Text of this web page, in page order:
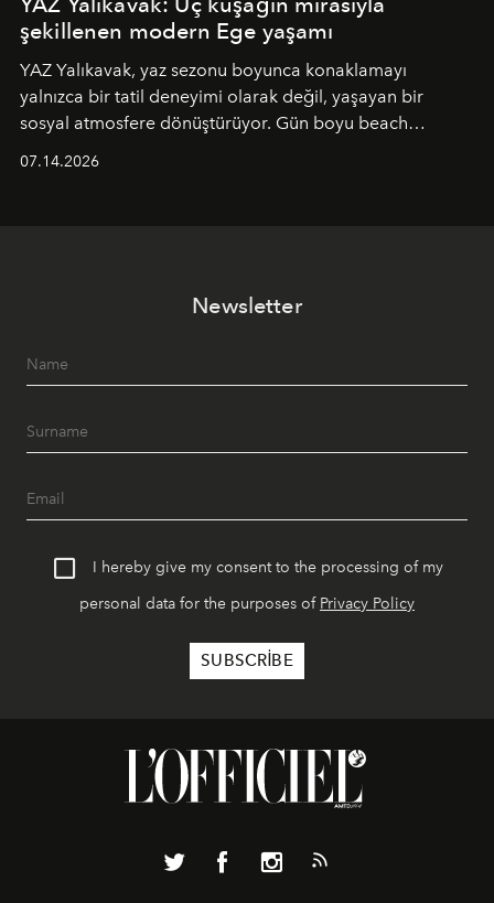
şekillenen modern Ege yaşamı
YAZ Yalıkavak, yaz sezonu boyunca konaklamayı
yalnızca bir tatil deneyimi olarak değil, yaşayan bir
sosyal atmosfere dönüştürüyor. Gün boyu beach
geceye taşıyarak her hafta farklı bir deneyim sunuyor.
07.14.2026
Newsletter
I hereby give my consent to the processing of my
personal data for the purposes of Privacy Policy